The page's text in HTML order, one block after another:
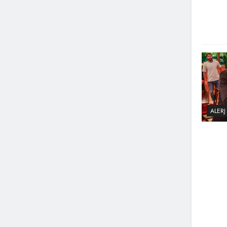
ALERJ